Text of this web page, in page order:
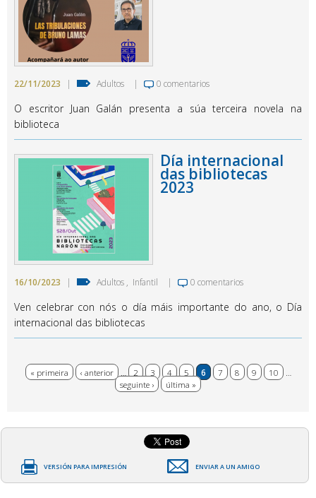
22/11/2023 | Adultos | 0 comentarios
O escritor Juan Galán presenta a súa terceira novela na
biblioteca
Día internacional
das bibliotecas
2023
16/10/2023 | Adultos , Infantil | 0 comentarios
Ven celebrar con nós o día máis importante do ano, o Día
internacional das bibliotecas
Páxinas
« primeira ‹ anterior 2 3 4 5 6 7 8 9 10
seguinte ›
última »
VERSIÓN PARA IMPRESIÓN ENVIAR A UN AMIGO